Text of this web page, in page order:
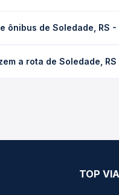
Na Quero Passagem
ônibus de Soledade, RS -
Na Quero Passagem
a rota de Soledade,
TOP